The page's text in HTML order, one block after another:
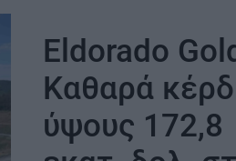
Eldorado
Καθαρά
ύψους 172,8